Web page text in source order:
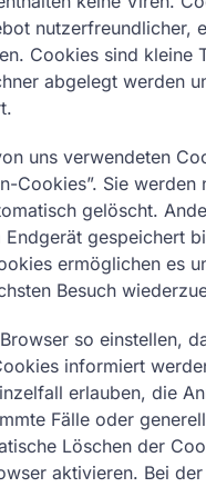
nutzerfreundlicher,
Cookies sind kleine
abgelegt werden
uns verwendeten
Cookies”. Sie werden
gelöscht.
gespeichert
ermöglichen es
Besuch
so einstellen,
informiert
erlauben, die
Fälle oder
Löschen der
aktivieren. Bei der